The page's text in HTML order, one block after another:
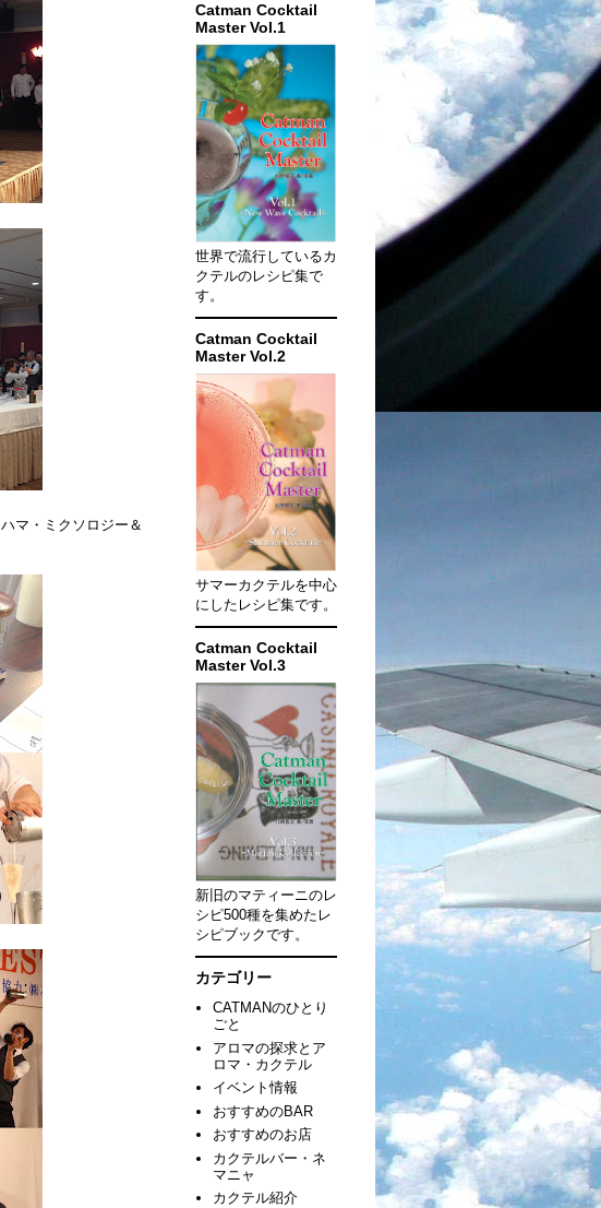
マ・ミクソロジー＆
Catman Cocktail
Master Vol.1
世界で流行しているカ
クテルのレシピ集で
す。
Catman Cocktail
Master Vol.2
サマーカクテルを中心
にしたレシピ集です。
Catman Cocktail
Master Vol.3
新旧のマティーニのレ
シピ500種を集めたレ
シピブックです。
カテゴリー
CATMANのひとり
ごと
アロマの探求とア
ロマ・カクテル
イベント情報
おすすめのBAR
おすすめのお店
カクテルバー・ネ
マニャ
カクテル紹介